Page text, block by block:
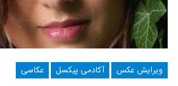
ویرایش عکس آکادمی پیکسل عکاسی